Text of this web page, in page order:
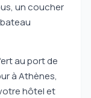
un coucher
au port de
à Athènes,
hôtel et